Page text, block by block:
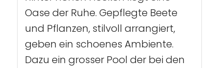
Oase der Ruhe. Gepflegte Beete
und Pflanzen, stilvoll arrangiert,
geben ein schoenes Ambiente.
Dazu ein grosser Pool der bei den